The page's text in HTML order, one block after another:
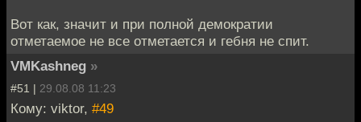
Вот как, значит и при полной демократии
отметаемое не все отметается и гебня не спит.
VMKashneg »
#51 | 29.08.08 11:23
Кому: viktor, #49